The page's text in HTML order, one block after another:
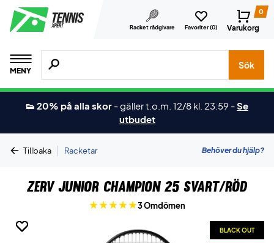
Racket rådgivare Favoriter (0)
0
Varukorg
MENY
Sök efter produkter, märken osv.
Sök
👟 20% på alla skor -gäller t.o.m. 12/8 kl. 23:59 -Se
utbudet
Tillbaka | Racketar Behöver du hjälp?
ZERV Junior Champion 25 Svart/Röd
3 Omdömen
BLACK OUT
BLACK OUT
BLACK OUT
BLACK OUT